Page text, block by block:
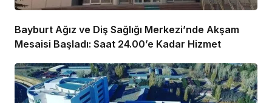
Bayburt Ağız ve Diş Sağlığı Merkezi’nde Akşam
Mesaisi Başladı: Saat 24.00’e Kadar Hizmet